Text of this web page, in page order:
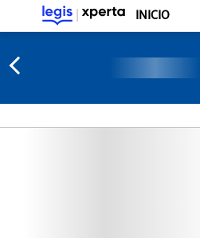
INICIO